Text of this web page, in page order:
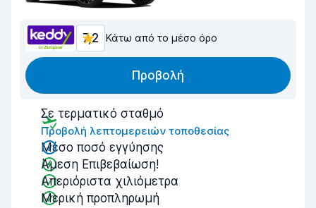
7,2 Κάτω από το μέσο όρο
Προβολή
Σε τερματικό σταθμό
Προβολή λεπτομερειών τοποθεσίας
Μέσο ποσό εγγύησης
Άμεση Επιβεβαίωση!
Απεριόριστα χιλιόμετρα
Μερική προπληρωμή